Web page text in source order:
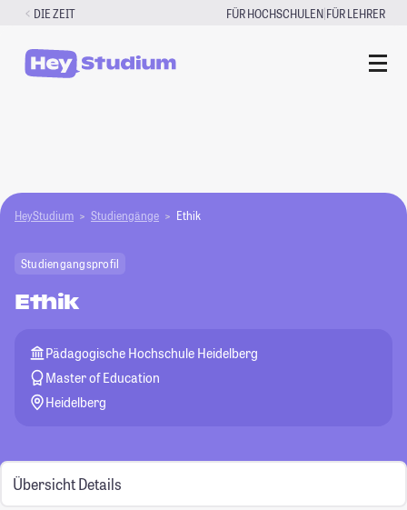
Zum
springen
DIE ZEIT FÜR HOCHSCHULEN|FÜR LEHRER
HeyStudium Studiengänge Ethik
Studiengangsprofil
Ethik
Pädagogische Hochschule Heidelberg
Master of Education
Heidelberg
Übersicht Details